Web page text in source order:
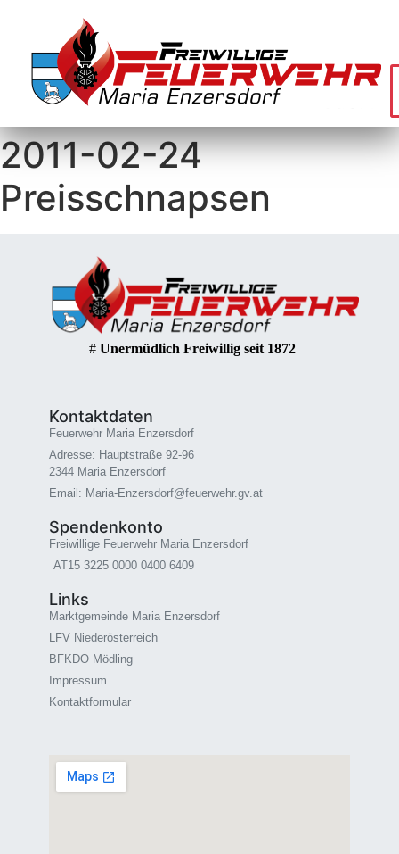
2011-02-24
Preisschnapsen
# Unermüdlich Freiwillig seit 1872
Kontaktdaten
Feuerwehr Maria Enzersdorf
Adresse: Hauptstraße 92-96
2344 Maria Enzersdorf
Email: Maria-Enzersdorf@feuerwehr.gv.at
Spendenkonto
Freiwillige Feuerwehr Maria Enzersdorf
AT15 3225 0000 0400 6409
Links
Marktgemeinde Maria Enzersdorf
LFV Niederösterreich
BFKDO Mödling
Impressum
Kontaktformular